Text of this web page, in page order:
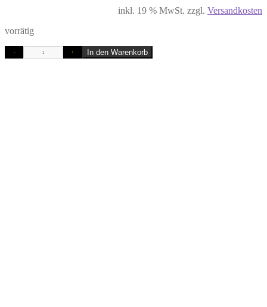
inkl. 19 % MwSt. zzgl. Versandkosten
vorrätig
- + In den Warenkorb